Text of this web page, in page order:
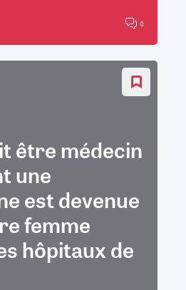
0
être médecin
une
est devenue
femme
hôpitaux de